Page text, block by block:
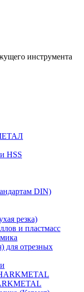
инструмента
HSS
DIN)
резка)
и пластмасс
для отрезных